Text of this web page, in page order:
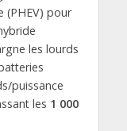
(PHEV) pour
les lourds
puissance
les 1 000